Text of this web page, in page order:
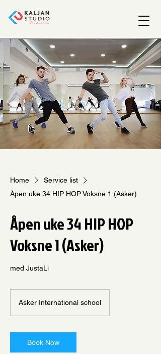
Home
Service list
Åpen uke 34 HIP HOP Voksne 1 (Asker)
Åpen uke 34 HIP HOP
Voksne 1 (Asker)
med JustaLi
Asker International school
Book Now